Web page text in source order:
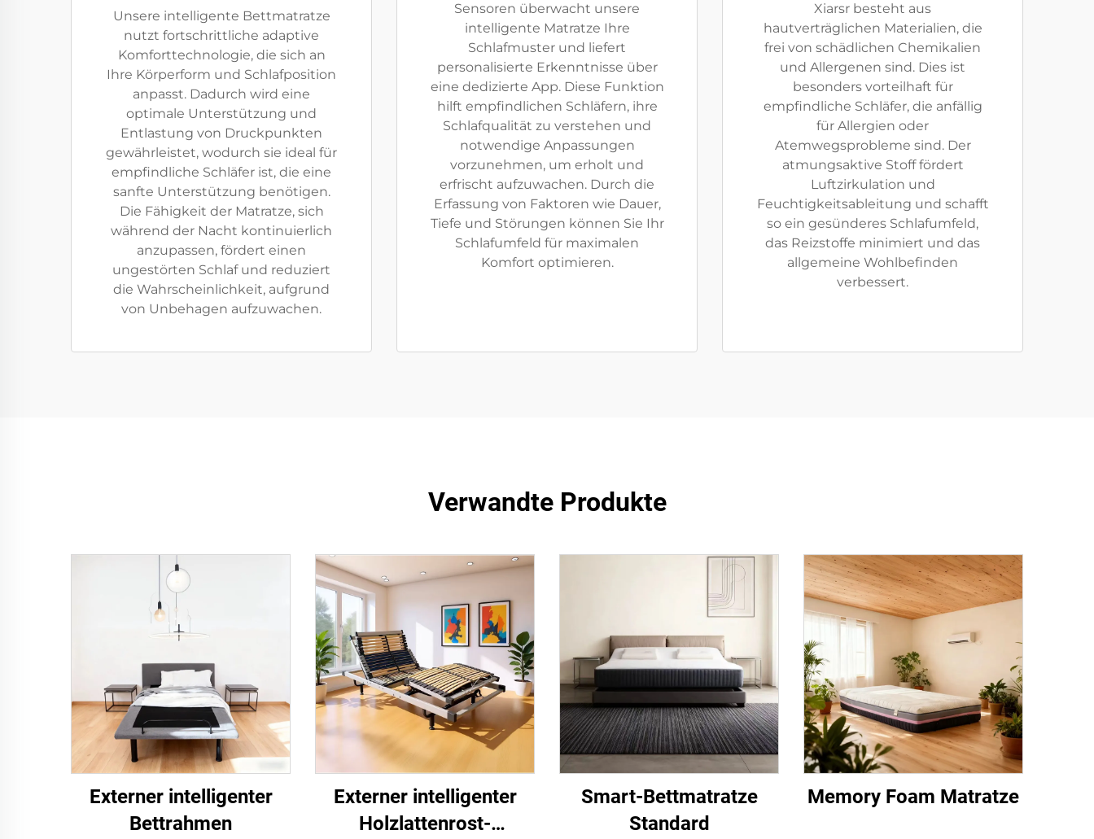
Unsere intelligente Bettmatratze
nutzt fortschrittliche adaptive
Komforttechnologie, die sich an
Ihre Körperform und Schlafposition
anpasst. Dadurch wird eine
optimale Unterstützung und
Entlastung von Druckpunkten
gewährleistet, wodurch sie ideal für
empfindliche Schläfer ist, die eine
sanfte Unterstützung benötigen.
Die Fähigkeit der Matratze, sich
während der Nacht kontinuierlich
anzupassen, fördert einen
ungestörten Schlaf und reduziert
die Wahrscheinlichkeit, aufgrund
von Unbehagen aufzuwachen.
Sensoren überwacht unsere
intelligente Matratze Ihre
Schlafmuster und liefert
personalisierte Erkenntnisse über
eine dedizierte App. Diese Funktion
hilft empfindlichen Schläfern, ihre
Schlafqualität zu verstehen und
notwendige Anpassungen
vorzunehmen, um erholt und
erfrischt aufzuwachen. Durch die
Erfassung von Faktoren wie Dauer,
Tiefe und Störungen können Sie Ihr
Schlafumfeld für maximalen
Komfort optimieren.
Xiarsr besteht aus
hautverträglichen Materialien, die
frei von schädlichen Chemikalien
und Allergenen sind. Dies ist
besonders vorteilhaft für
empfindliche Schläfer, die anfällig
für Allergien oder
Atemwegsprobleme sind. Der
atmungsaktive Stoff fördert
Luftzirkulation und
Feuchtigkeitsableitung und schafft
so ein gesünderes Schlafumfeld,
das Reizstoffe minimiert und das
allgemeine Wohlbefinden
verbessert.
Verwandte Produkte
Externer intelligenter
Bettrahmen
Externer intelligenter
Holzlattenrost-
Smart-Bettmatratze
Standard
Memory Foam Matratze